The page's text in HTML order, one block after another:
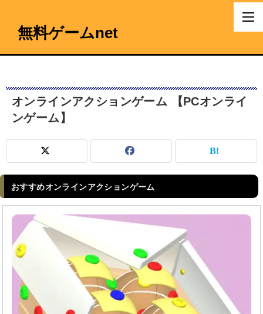
無料ゲームnet
オンラインアクションゲーム 【PCオンライ
ンゲーム】
おすすめオンラインアクションゲーム